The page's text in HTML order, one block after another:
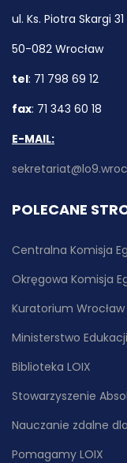
ul. Ks. Piotra Skargi 31
50-082 Wrocław
tel: 71 798 69 12
fax: 71 343 60 18
E-MAIL:
POLECANE
Centralna Komisja
Okręgowa Komisja
Kuratorium Wrocław
Ministerstwo
Biblioteka LOIX
Stowarzyszenie
Nauczanie zdalne
Pomagamy LOIX